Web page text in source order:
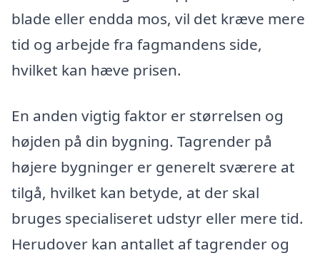
blade eller endda mos, vil det kræve mere
tid og arbejde fra fagmandens side,
hvilket kan hæve prisen.
En anden vigtig faktor er størrelsen og
højden på din bygning. Tagrender på
højere bygninger er generelt sværere at
tilgå, hvilket kan betyde, at der skal
bruges specialiseret udstyr eller mere tid.
Herudover kan antallet af tagrender og